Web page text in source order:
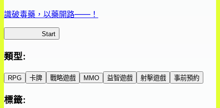
識破毒藥，以藥開路——！
Start
類型:
RPG 卡牌 戰略遊戲 MMO 益智遊戲 射擊遊戲 事前預約
標籤: